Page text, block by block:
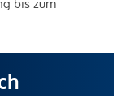
bis zum